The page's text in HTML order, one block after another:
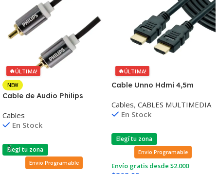
🔥ÚLTIMA!
NEW
Cable de Audio Philips
1.2mt
Cables
En Stock
Elegí tu zona
Envio Programable
🔥ÚLTIMA!
Cable Unno Hdmi 4,5m
Con 3d
Cables, CABLES MULTIMEDIA
En Stock
Elegí tu zona
Envio Programable
Envío gratis desde $2.000